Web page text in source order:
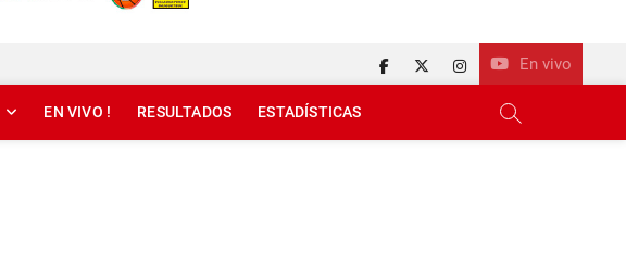
En vivo
facebook
twitterinstagram
EN VIVO ! RESULTADOS ESTADÍSTICAS